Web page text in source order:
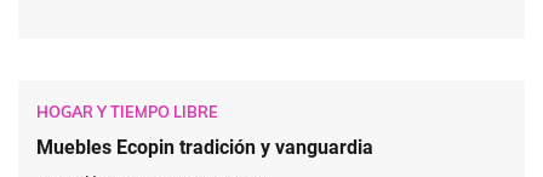
HOGAR Y TIEMPO LIBRE
Muebles Ecopin tradición y vanguardia